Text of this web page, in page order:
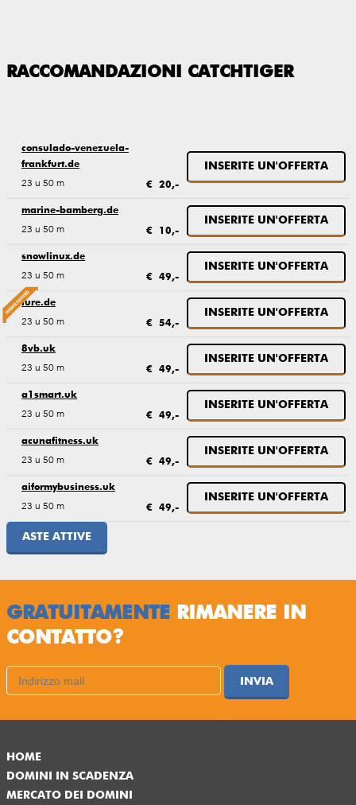
RACCOMANDAZIONI CATCHTIGER
consulado-venezuela-
frankfurt.de
23 u 50 m € 20,-
INSERITE UN'OFFERTA
marine-bamberg.de
23 u 50 m € 10,-
INSERITE UN'OFFERTA
snowlinux.de
23 u 50 m € 49,-
INSERITE UN'OFFERTA
lure.de
23 u 50 m € 54,-
INSERITE UN'OFFERTA
8vb.uk
23 u 50 m € 49,-
INSERITE UN'OFFERTA
a1smart.uk
23 u 50 m € 49,-
INSERITE UN'OFFERTA
acunafitness.uk
23 u 50 m € 49,-
INSERITE UN'OFFERTA
aiformybusiness.uk
23 u 50 m € 49,-
INSERITE UN'OFFERTA
ASTE ATTIVE
GRATUITAMENTE RIMANERE IN
CONTATTO?
INVIA
HOME
DOMINI IN SCADENZA
MERCATO DEI DOMINI